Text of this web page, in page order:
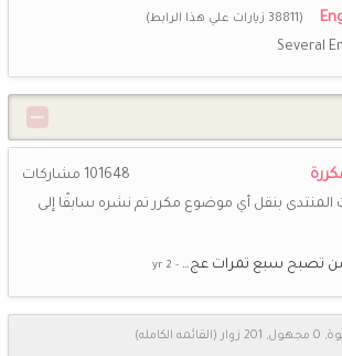
(38811 زيارات علي هذا الرابط)
Several
بنقل أي موضوع مكرر تم نشره سابقًا إلى
101648 مشاركات
تصبح سبع تمرات عج…
(القائمه الكامله)